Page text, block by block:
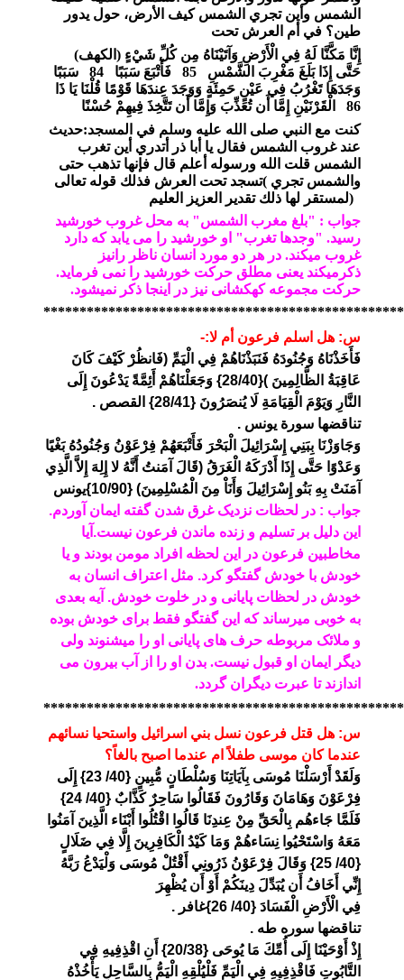
يدور حول الأرض، كيف الشمس تجري وأين الشمس
تحت العرش أم في طين؟
(الكهف ) إِنَّا مَكَّنَّا لَهُ فِي الْأَرْضِ وَآتَيْنَاهُ مِن كُلِّ شَيْءٍ
سَبَبًا 84 فَأَتْبَعَ سَبَبًا 85 حَتَّى إِذَا بَلَغَ مَغْرِبَ الشَّمْسِ
وَجَدَهَا تَغْرُبُ فِي عَيْنٍ حَمِئَةٍ وَوَجَدَ عِندَهَا قَوْمًا قُلْنَا يَا ذَا
الْقَرْنَيْنِ إِمَّا أَن تُعَذِّبَ وَإِمَّا أَن تَتَّخِذَ فِيهِمْ حُسْنًا
86
حديث:كنت مع النبي صلى الله عليه وسلم في المسجد
عند غروب الشمس فقال يا أبا ذر أتدري أين تغرب
الشمس قلت الله ورسوله أعلم قال فإنها تذهب حتى
تسجد تحت العرش فذلك قوله تعالى( والشمس تجري
لمستقر لها ذلك تقدير العزيز العليم)
جواب : "بلغ مغرب الشمس" به محل غروب خورشید
رسید. "وجدها تغرب" او خورشید را می یابد که دارد
غروب میکند. در هر دو مورد انسان ناظر رانیز
ذکرمیکند یعنی مطلق حرکت خورشید را نمی فرماید.
حرکت مجموعه کهکشانی نیز در اینجا ذکر نمیشود.
س: هل اسلم فرعون أم لا:-
فَأَخَذْنَاهُ وَجُنُودَهُ فَنَبَذْنَاهُمْ فِي الْيَمِّ (فَانظُرْ كَيْفَ كَانَ
عَاقِبَةُ الظَّالِمِينَ ){28/40} وَجَعَلْنَاهُمْ أَئِمَّةً يَدْعُونَ إِلَى
النَّارِ وَيَوْمَ الْقِيَامَةِ لَا يُنصَرُونَ {28/41} القصص .
تناقضها سورة يونس .
وَجَاوَزْنَا بِبَنِي إِسْرَائِيلَ الْبَحْرَ فَأَتْبَعَهُمْ فِرْعَوْنُ وَجُنُودُهُ بَغْيًا
وَعَدْوًا حَتَّى إِذَا أَدْرَكَهُ الْغَرَقُ (قَالَ آمَنتُ أَنَّهُ لا إِلِهَ إِلاَّ الَّذِي
آمَنَتْ بِهِ بَنُو إِسْرَائِيلَ وَأَنَاْ مِنَ الْمُسْلِمِينَ) {10/90}يونس
جواب : در لحظات نزدیک غرق شدن گفته ایمان آوردم.
این دلیل بر تسلیم و زنده ماندن فرعون نیست. آیا
مخاطبین فرعون در این لحظه افراد مومن بودند و یا
خودش با خودش گفتگو کرد. مثل اعتراف انسان به
خودش در لحظات پایانی و در خلوت خودش. آیه بعدی
به خوبی میرساند که این گفتگو فقط برای خودش بوده
و ملائک مربوطه حرف های پایانی او ر
ا میشنوند ولی
دیگر ایمان او قبول نیست. بدن او را از آب بیرون می
اندازند تا عبرت دیگران گردد.
س: هل قتل فرعون نسل بني اسرائيل واستحيا نسائهم
عندما كان موسى طفلاً ام عندما اصبح بالغاً؟
وَلَقَدْ أَرْسَلْنَا مُوسَى بِآيَاتِنَا وَسُلْطَانٍ مُّبِينٍ {40/ 23} إِلَى
فِرْعَوْنَ وَهَامَانَ وَقَارُونَ فَقَالُوا سَاحِرٌ كَذَّابٌ {40/ 24}
فَلَمَّا جَاءهُم بِالْحَقِّ مِنْ عِندِنَا قَالُوا اقْتُلُوا أَبْنَاء الَّذِينَ آمَنُوا
مَعَهُ وَاسْتَحْيُوا نِسَاءهُمْ وَمَا كَيْدُ الْكَافِرِينَ إِلَّا فِي ضَلَالٍ
{40/ 25} وَقَالَ فِرْعَوْنُ ذَرُونِي أَقْتُلْ مُوسَى وَلْيَدْعُ رَبَّهُ
إِنِّي أَخَافُ أَن يُبَدِّلَ دِينَكُمْ أَوْ أَن يُظْهِرَ
فِي الْأَرْضِ الْفَسَادَ {40/ 26}غافر .
تناقضها سوره طه .
إِذْ أَوْحَيْنَا إِلَى أُمِّكَ مَا يُوحَى {20/38} أَنِ اقْذِفِيهِ فِي
التَّابُوتِ فَاقْذِفِيهِ فِي الْيَمِّ فَلْيُلْقِهِ الْيَمُّ بِالسَّاحِلِ يَأْخُذْهُ